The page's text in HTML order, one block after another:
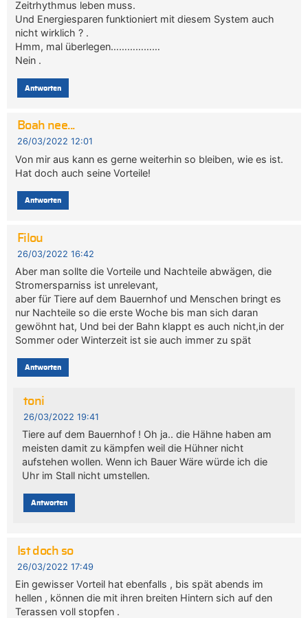
Zeitrhythmus leben muss.
Und Energiesparen funktioniert mit diesem System auch
nicht wirklich ? .
Hmm, mal überlegen………………
Nein .
Antworten
Boah nee...
26/03/2022 12:01
Von mir aus kann es gerne weiterhin so bleiben, wie es ist.
Hat doch auch seine Vorteile!
Antworten
Filou
26/03/2022 16:42
Aber man sollte die Vorteile und Nachteile abwägen, die
Stromersparniss ist unrelevant,
aber für Tiere auf dem Bauernhof und Menschen bringt es
nur Nachteile so die erste Woche bis man sich daran
gewöhnt hat, Und bei der Bahn klappt es auch nicht,in der
Sommer oder Winterzeit ist sie auch immer zu spät
Antworten
toni
26/03/2022 19:41
Tiere auf dem Bauernhof ! Oh ja.. die Hähne haben am
meisten damit zu kämpfen weil die Hühner nicht
aufstehen wollen. Wenn ich Bauer Wäre würde ich die
Uhr im Stall nicht umstellen.
Antworten
Ist doch so
26/03/2022 17:49
Ein gewisser Vorteil hat ebenfalls , bis spät abends im
hellen , können die mit ihren breiten Hintern sich auf den
Terassen voll stopfen .